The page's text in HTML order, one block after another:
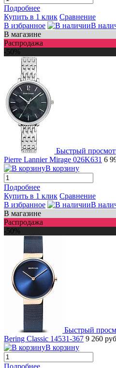
Подробнее
Купить в 1 клик Сравнение
В избранное
В
В магазине
Распродажа
-50%
Быстрый
Pierre Lannier Mirage 026K631 6
В корзину
Подробнее
Купить в 1 клик Сравнение
В избранное
В
В магазине
Распродажа
-50%
Быстрый
Bering Classic 14531-367 9 260
В корзину
Подробнее